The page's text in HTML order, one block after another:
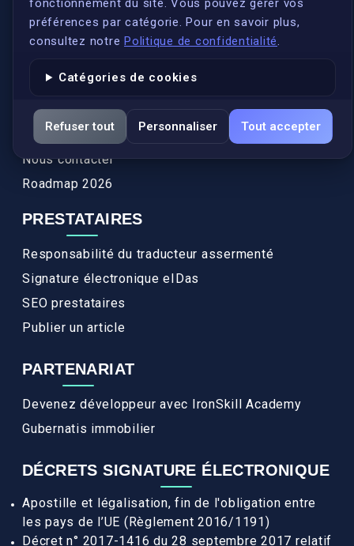
fonctionnement du site. Vous pouvez gérer vos
préférences par catégorie. Pour en savoir plus,
consultez notre Politique de confidentialité.
Catégories de cookies
Refuser tout Personnaliser Tout accepter
Conformité
Annuaires des traducteurs assermentés
Actualités
Services
FAQ
Nous contacter
Roadmap 2026
PRESTATAIRES
Responsabilité du traducteur assermenté
Signature électronique eIDas
SEO prestataires
Publier un article
PARTENARIAT
Devenez développeur avec IronSkill Academy
Gubernatis immobilier
DÉCRETS SIGNATURE ÉLECTRONIQUE
Apostille et légalisation, fin de l'obligation entre
les pays de l’UE (Règlement 2016/1191)
Décret n° 2017-1416 du 28 septembre 2017 relatif